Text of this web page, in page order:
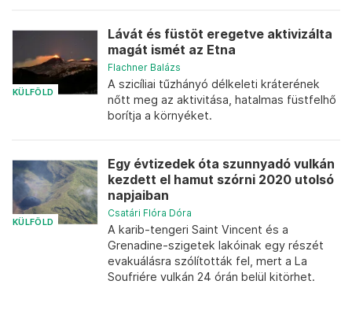
KÜLFÖLD
Lávát és füstöt eregetve aktivizálta
magát ismét az Etna
Flachner Balázs
A szicíliai tűzhányó délkeleti kráterének
nőtt meg az aktivitása, hatalmas füstfelhő
borítja a környéket.
KÜLFÖLD
Egy évtizedek óta szunnyadó vulkán
kezdett el hamut szórni 2020 utolsó
napjaiban
Csatári Flóra Dóra
A karib-tengeri Saint Vincent és a
Grenadine-szigetek lakóinak egy részét
evakuálásra szólították fel, mert a La
Soufriére vulkán 24 órán belül kitörhet.